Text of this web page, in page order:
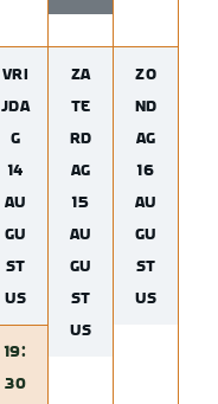
VRI
JDA
G
14
AU
GU
ST
US
19:
30
ZA
TE
RD
AG
15
AU
GU
ST
US
ZO
ND
AG
16
AU
GU
ST
US